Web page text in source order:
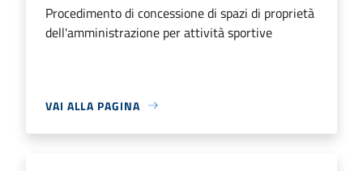
Procedimento di concessione di spazi di proprietà
dell'amministrazione per attività sportive
VAI ALLA PAGINA